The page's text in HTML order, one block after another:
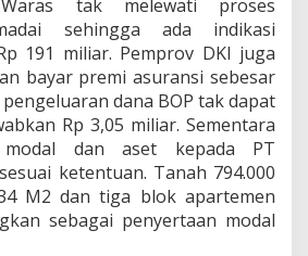
tak melewati proses
sehingga ada indikasi
191 miliar. Pemprov DKI juga
bayar premi asuransi sebesar
dana BOP tak dapat
Rp 3,05 miliar. Sementara
dan aset kepada PT
ketentuan. Tanah 794.000
M2 dan tiga blok apartemen
sebagai penyertaan modal